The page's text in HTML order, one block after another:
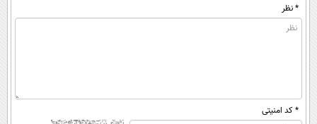
* نظر
* کد امنیتی